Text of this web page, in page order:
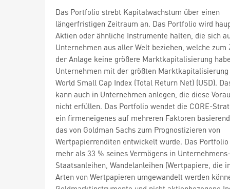
Das Portfolio strebt Kapitalwachstum über einen
längerfristigen Zeitraum an. Das Portfolio wird
Aktien oder ähnliche Instrumente halten, die sich
Unternehmen aus aller Welt beziehen, welche zum
der Anlage keine größere Marktkapitalisierung
Unternehmen mit der größten Marktkapitalisierung
World Small Cap Index (Total Return Net) (USD).
kann auch in Unternehmen anlegen, die diese
nicht erfüllen. Das Portfolio wendet die CORE-
ein firmeneigenes auf mehreren Faktoren
das von Goldman Sachs zum Prognostizieren von
Wertpapierrenditen entwickelt wurde. Das
mehr als 33 % seines Vermögens in
Staatsanleihen, Wandelanleihen (Wertpapiere, die
Arten von Wertpapieren umgewandelt werden